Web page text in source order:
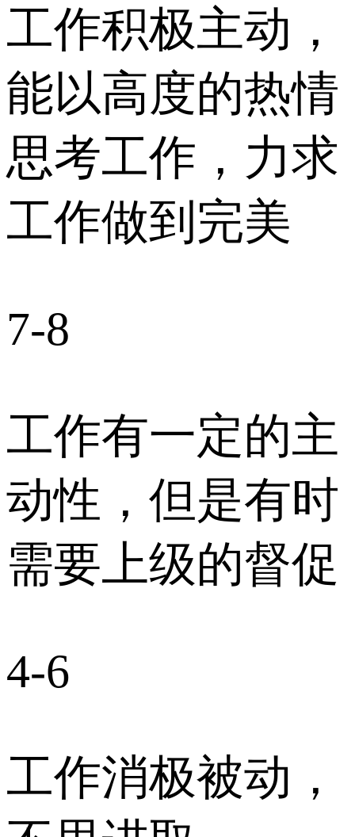
工作积极主动，
能以高度的热情
思考工作，力求
工作做到完美
7-8
工作有一定的主
动性，但是有时
需要上级的督促
4-6
工作消极被动，